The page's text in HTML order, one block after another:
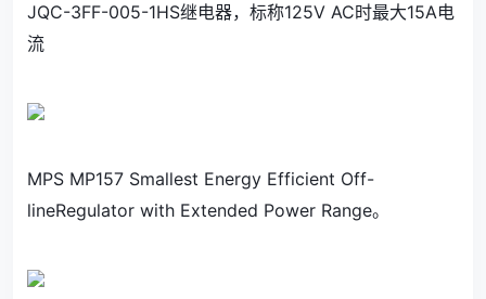
JQC-3FF-005-1HS继电器，标称125V AC时最大15A电
流
MPS MP157 Smallest Energy Efficient Off-
lineRegulator with Extended Power Range。